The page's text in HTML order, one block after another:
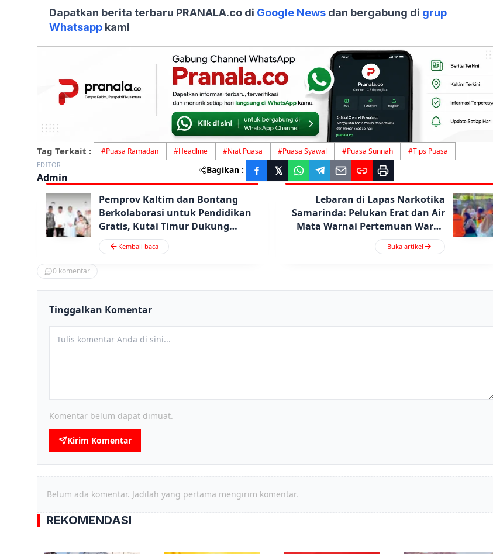
Dapatkan berita terbaru PRANALA.co di Google News dan bergabung di grup
Whatsapp kami
Tag Terkait : #Puasa Ramadan #Headline #Niat Puasa #Puasa Syawal #Puasa Sunnah #Tips Puasa
EDITOR
Admin
Bagikan :
Pemprov Kaltim dan Bontang
Berkolaborasi untuk Pendidikan
Gratis, Kutai Timur Dukung
Investasi Sawit di KEK MBTK
Kembali baca
Lebaran di Lapas Narkotika
Samarinda: Pelukan Erat dan Air
Mata Warnai Pertemuan Warga
Binaan dengan Keluarga
Buka artikel
0 komentar
Tinggalkan Komentar
Komentar belum dapat dimuat.
Kirim Komentar
Belum ada komentar. Jadilah yang pertama mengirim komentar.
REKOMENDASI